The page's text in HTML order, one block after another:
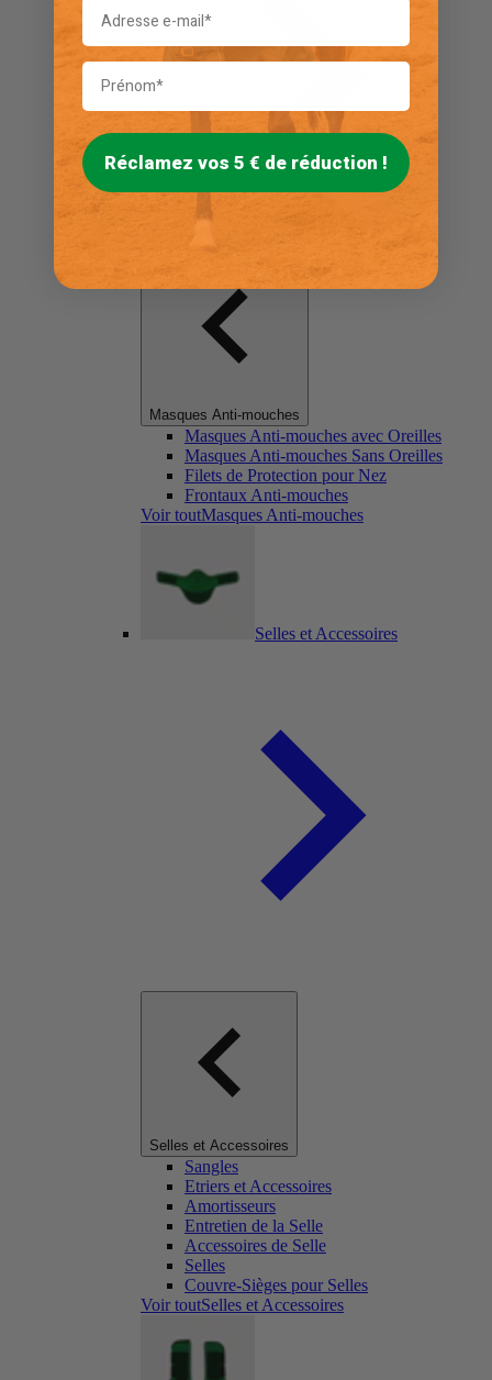
Masques Anti-mouches
Masques Anti-mouches avec Oreilles
Masques Anti-mouches Sans Oreilles
Filets de Protection pour Nez
Frontaux Anti-mouches
Voir toutMasques Anti-mouches
Selles et Accessoires
Selles et Accessoires
Sangles
Etriers et Accessoires
Amortisseurs
Entretien de la Selle
Accessoires de Selle
Selles
Couvre-Sièges pour Selles
Voir toutSelles et Accessoires
Réclamez vos 5 € de réduction !